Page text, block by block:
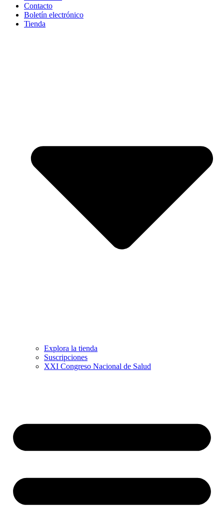
Contacto
Boletín electrónico
Tienda
Explora la tienda
Suscripciones
XXI Congreso Nacional de Salud